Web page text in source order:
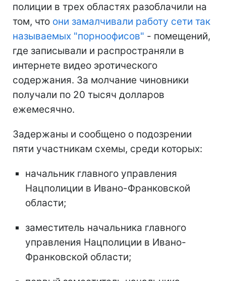
полиции в трех областях разоблачили на
том, что они замалчивали работу сети так
называемых "порноофисов" - помещений,
где записывали и распространяли в
интернете видео эротического
содержания. За молчание чиновники
получали по 20 тысяч долларов
ежемесячно.
Задержаны и сообщено о подозрении
пяти участникам схемы, среди которых:
начальник главного управления
Нацполиции в Ивано-Франковской
области;
заместитель начальника главного
управления Нацполиции в Ивано-
Франковской области;